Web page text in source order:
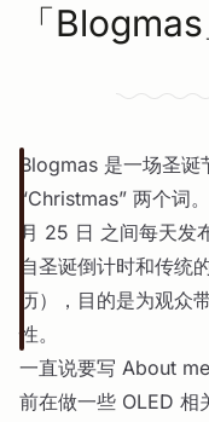
「
Blogmas 是一场圣诞
“Christmas” 两个词
月 25 日 之间每天发
自圣诞倒计时和传统
历），目的是为观众
性。
一直说要写 About
前在做一些 OLED 相